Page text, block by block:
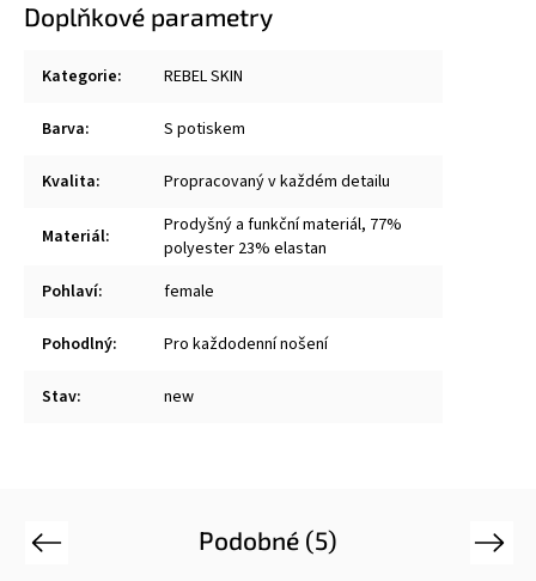
Doplňkové parametry
Kategorie: REBEL SKIN
Barva: S potiskem
Kvalita: Propracovaný v každém detailu
Materiál:
Prodyšný a funkční materiál, 77%
polyester 23% elastan
Pohlaví: female
Pohodlný: Pro každodenní nošení
Stav: new
Podobné (5)
Previous Next